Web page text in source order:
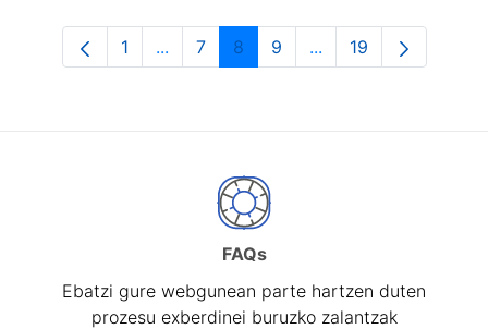
Orrialdea
1 ...Intermediate Pages Use TAB to
Orrialdea
7 Orrialdea
8 Orrialdea
9 ...Intermediate Pages
Orrialdea
19
FAQs
Ebatzi gure webgunean parte hartzen duten
prozesu exberdinei buruzko zalantzak